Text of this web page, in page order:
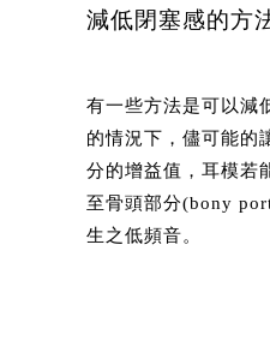
減低閉塞感的方
有一些方法是可以減
的情況下，儘可能的
分的增益值，耳模若
至骨頭部分(bony
生之低頻音。